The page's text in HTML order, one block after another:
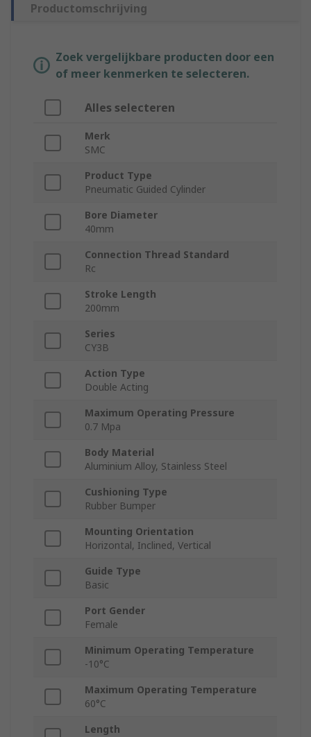
Productomschrijving
Zoek vergelijkbare producten door een
of meer kenmerken te selecteren.
Alles selecteren
Merk
SMC
Product Type
Pneumatic Guided Cylinder
Bore Diameter
40mm
Connection Thread Standard
Rc
Stroke Length
200mm
Series
CY3B
Action Type
Double Acting
Maximum Operating Pressure
0.7 Mpa
Body Material
Aluminium Alloy, Stainless Steel
Cushioning Type
Rubber Bumper
Mounting Orientation
Horizontal, Inclined, Vertical
Guide Type
Basic
Port Gender
Female
Minimum Operating Temperature
-10°C
Maximum Operating Temperature
60°C
Length